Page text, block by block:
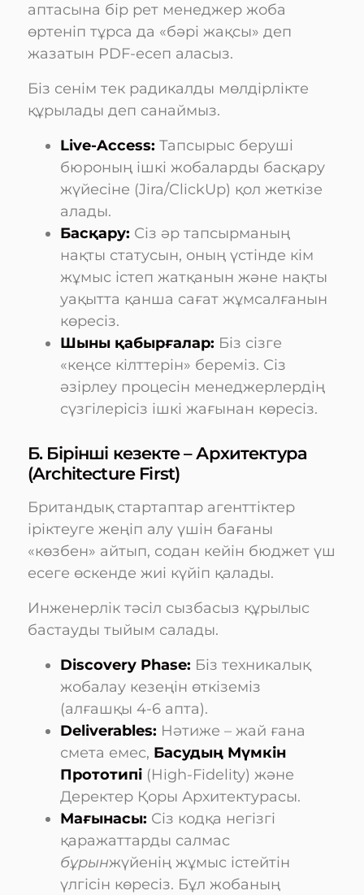
аптасына бір рет менеджер жоба
өртеніп тұрса да «бәрі жақсы» деп
жазатын PDF-есеп аласыз.
Біз сенім тек радикалды мөлдірлікте
құрылады деп санаймыз.
Live-Access: Тапсырыс беруші
бюроның ішкі жобаларды басқару
жүйесіне (Jira/ClickUp) қол жеткізе
алады.
Басқару: Сіз әр тапсырманың
нақты статусын, оның үстінде кім
жұмыс істеп жатқанын және нақты
уақытта қанша сағат жұмсалғанын
көресіз.
Шыны қабырғалар: Біз сізге
«кеңсе кілттерін» береміз. Сіз
әзірлеу процесін менеджерлердің
сүзгілерісіз ішкі жағынан көресіз.
Б. Бірінші кезекте – Архитектура
(Architecture First)
Британдық стартаптар агенттіктер
іріктеуге жеңіп алу үшін бағаны
«көзбен» айтып, содан кейін бюджет үш
есеге өскенде жиі күйіп қалады.
Инженерлік тәсіл сызбасыз құрылыс
бастауды тыйым салады.
Discovery Phase: Біз техникалық
жобалау кезеңін өткіземіз
(алғашқы 4-6 апта).
Deliverables: Нәтиже – жай ғана
смета емес, Басудың Мүмкін
Прототипі (High-Fidelity) және
Деректер Қоры Архитектурасы.
Мағынасы: Сіз кодқа негізгі
қаражаттарды салмас
бұрынжүйенің жұмыс істейтін
үлгісін көресіз. Бұл жобаның